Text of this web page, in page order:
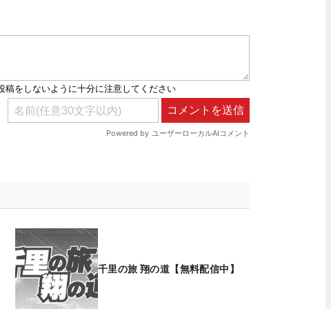
千里の旅 翔の道【無料配信中】